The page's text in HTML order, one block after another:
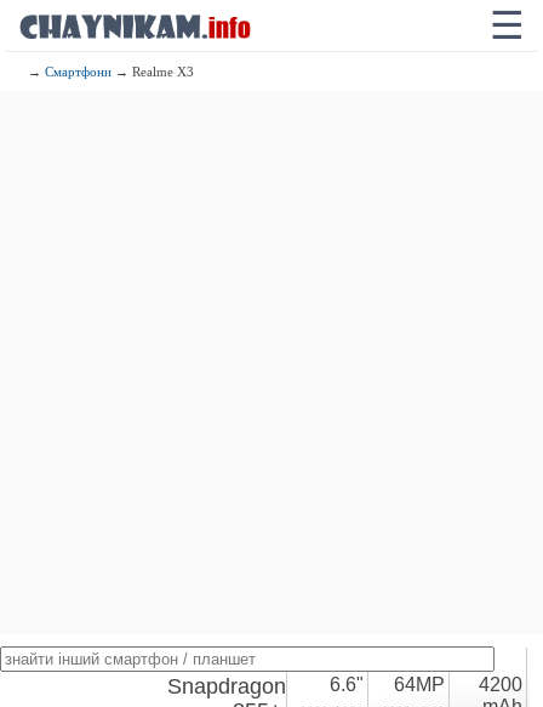
☰
→Смартфони → Realme X3
Snapdragon
6.6" 64MP
4200